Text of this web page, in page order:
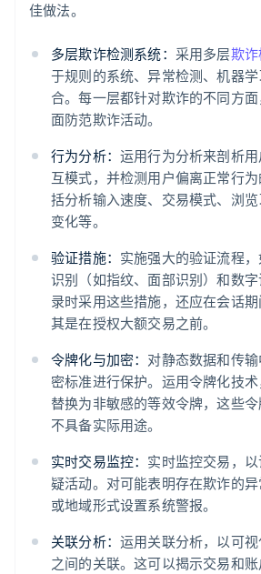
佳做法。
多层欺诈检测系统： 采用多层欺
于规则的系统、异常检测、机器
合。每一层都针对欺诈的不同方
面防范欺诈活动。
行为分析： 运用行为分析来剖析
互模式，并检测用户偏离正常行
括分析输入速度、交易模式、浏
变化等。
验证措施： 实施强大的验证流程
识别（如指纹、面部识别）和数
录时采用这些措施，还应在会话
其是在授权大额交易之前。
令牌化与加密： 对静态数据和传
密标准进行保护。运用令牌化技
替换为非敏感的等效令牌，这些
不具备实际用途。
实时交易监控： 实时监控交易，
疑活动。对可能表明存在欺诈的
或地域形式设置系统警报。
关联分析： 运用关联分析，以可
之间的关联。这可以揭示交易和